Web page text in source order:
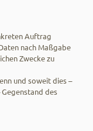
Auftrag
nach Maßgabe
Zwecke zu
und soweit dies –
des